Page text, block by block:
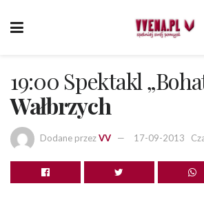
19:00 Spektakl
Wałbrzych
Dodane przezVV 17-09-2013